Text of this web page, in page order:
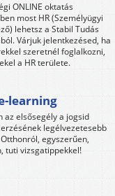
ONLINE oktatás
most HR (Személyügyi
lehetsz a Stabil Tudás
Várjuk jelentkezésed, ha
szeretnél foglalkozni,
a HR területe.
learning
az elsősegély a jogsid
legélvezetesebb
egyszerűen,
tuti vizsgatippekkel!